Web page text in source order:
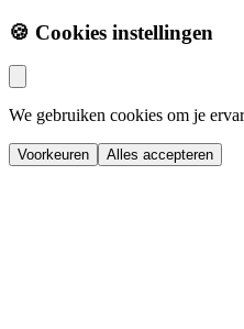
🍪 Cookies instellingen
We gebruiken cookies om je
Voorkeuren Alles accepteren